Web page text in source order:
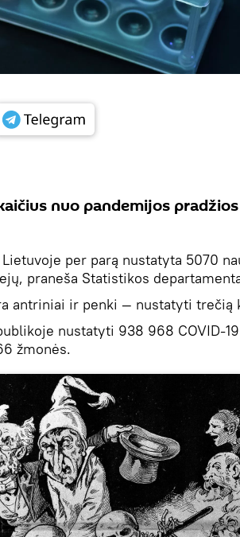
nuo pandemijos pradžios
Lietuvoje per parą nustatyta 5070
praneša Statistikos
antriniai ir penki — nustatyti trečią
nustatyti 938 968 COVID-19
žmonės.